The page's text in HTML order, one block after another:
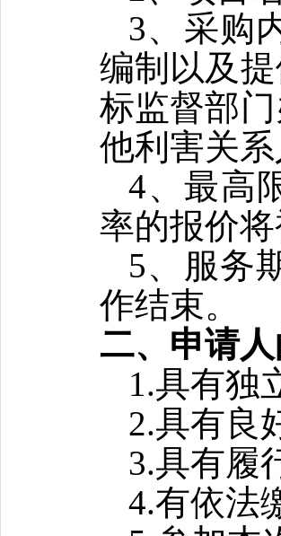
3、采购
编制以及
标监督部
他利害关
4、最高
率的报价
5、 服务
作结束。
二、 申请
1.具有独
2.具有良
3.具有履
4.有依法